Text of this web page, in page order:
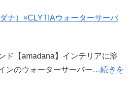
ナ）×CLYTIAウォーターサーバ
ド【amadana】インテリアに溶
ンのウォーターサーバー…続きを